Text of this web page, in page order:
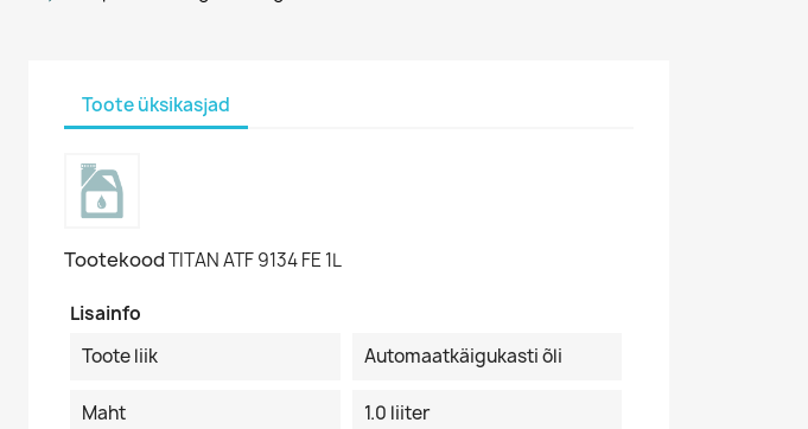
Toote üksikasjad
TootekoodTITAN ATF 9134 FE 1L
Lisainfo
Toote liik
Automaatkäigukasti õli
Maht 1.0 liiter